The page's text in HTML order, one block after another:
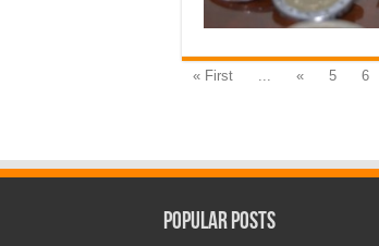
« First « 5 6
Popular Posts